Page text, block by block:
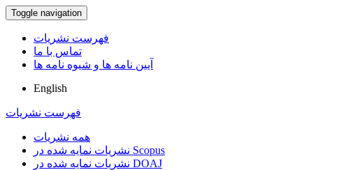
Toggle navigation
فهرست نشریات
تماس با ما
آیین نامه ها و شیوه نامه ها
English
فهرست نشریات
همه نشریات
نشریات نمایه شده در Scopus
نشریات نمایه شده در DOAJ